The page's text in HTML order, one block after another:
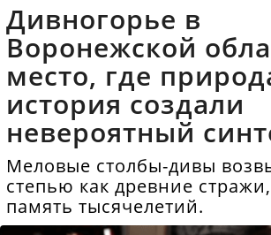
Дивногорье в
Воронежской
место, где
история создали
невероятный
Меловые столбы-дивы
степью как древние
память тысячелетий.